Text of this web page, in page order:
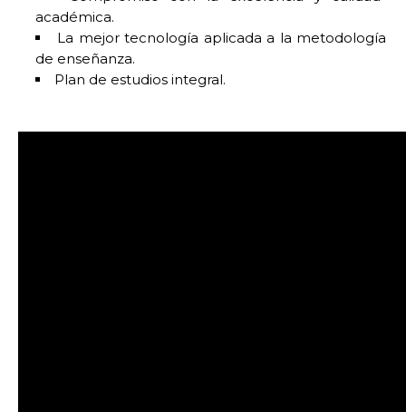
académica.
La mejor tecnología aplicada a la metodología
de enseñanza.
Plan de estudios integral.